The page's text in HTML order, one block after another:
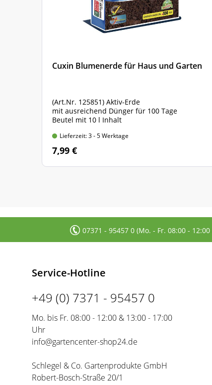
Cuxin Blumenerde für Haus und Garten
(Art.Nr. 125851) Aktiv-Erde
mit ausreichend Dünger für 100 Tage
Beutel mit 10 l Inhalt
Lieferzeit: 3 - 5 Werktage
7,99 €
07371 - 95457 0 (Mo. - Fr. 08:00 -
Service-Hotline
+49 (0) 7371 - 95457 0
Mo. bis Fr. 08:00 - 12:00 & 13:00 - 17:00
Uhr
info@gartencenter-shop24.de
Schlegel & Co. Gartenprodukte GmbH
Robert-Bosch-Straße 20/1